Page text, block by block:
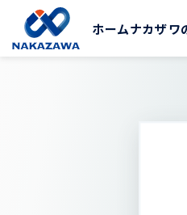
ホームナカザワ